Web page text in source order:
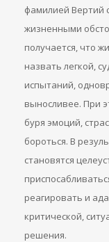
фамилией Вертий
жизненными
получается, что
назвать легкой,
испытаний,
выносливее. При
буря эмоций,
бороться. В
становятся
реагировать и
критической,
решения.